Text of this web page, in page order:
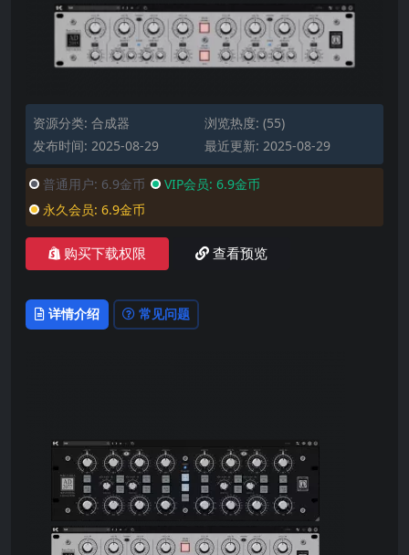
资源分类: 合成器
浏览热度: (55)
发布时间: 2025-08-29
最近更新: 2025-08-29
普通用户: 6.9金币 VIP会员: 6.9金币
永久会员: 6.9金币
购买下载权限 查看预览
详情介绍 常见问题